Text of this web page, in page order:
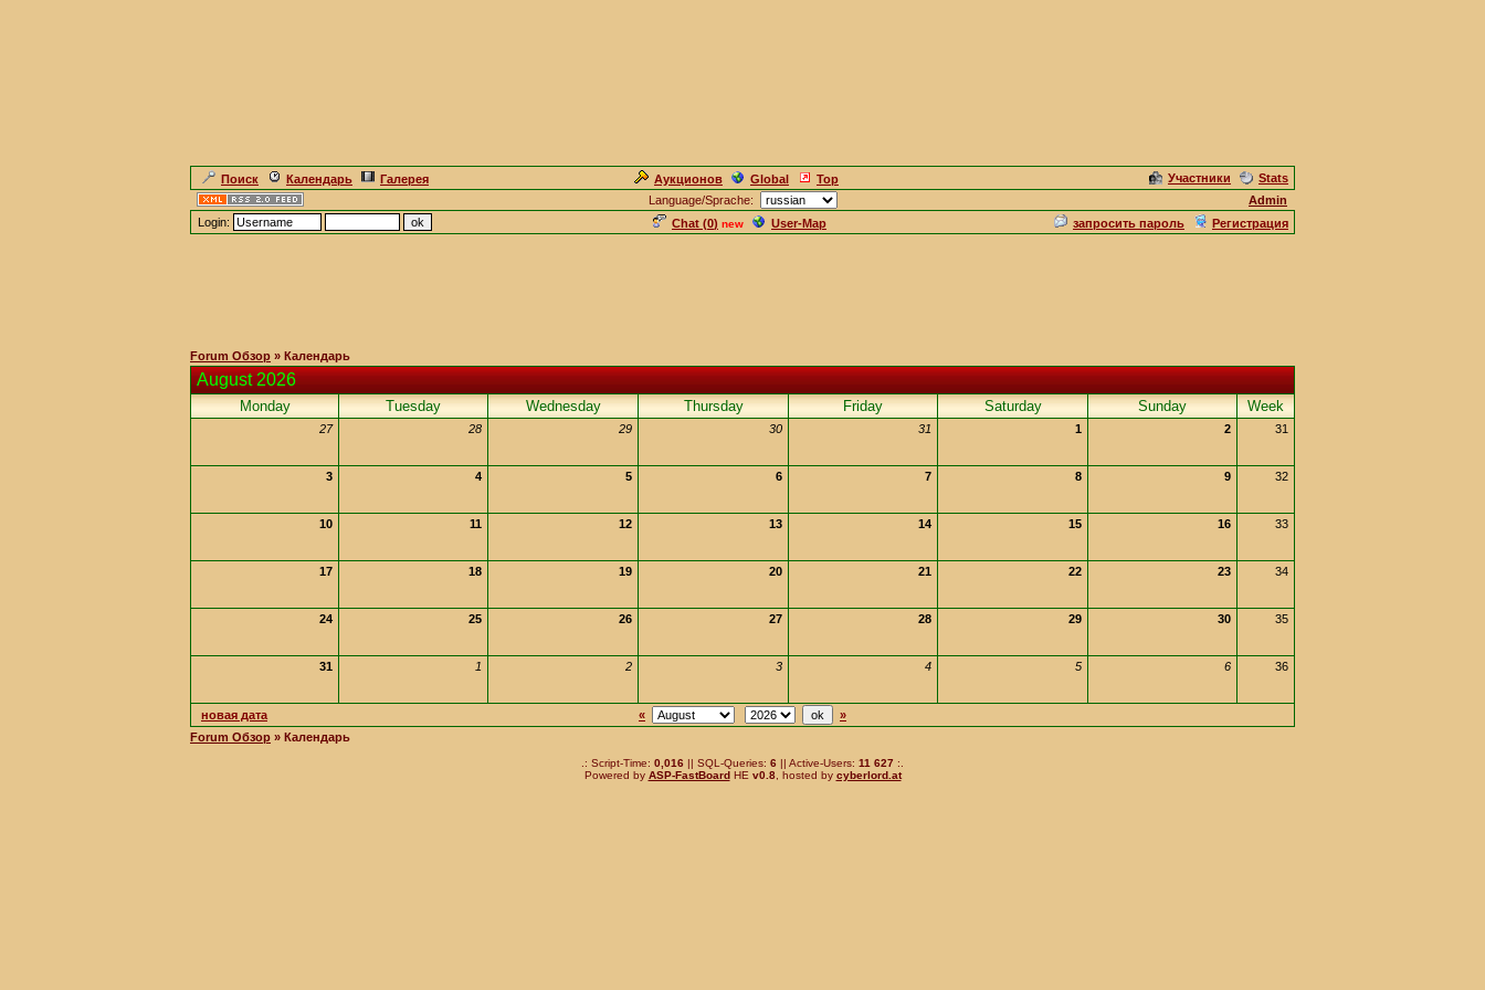
Поиск Календарь Галерея Аукционов Global Top Участники
Stats
Language/Sprache:
Admin
Login:
Chat (0) new User-Map запросить пароль Регистрация
Forum Обзор » Календарь
August 2026
Monday Tuesday Wednesday Thursday Friday Saturday Sunday Week
27 28 29 30 31 1 2 31
3 4 5 6 7 8 9 32
10 11 12 13 14 15 16 33
17 18 19 20 21 22 23 34
24 25 26 27 28 29 30 35
31 1 2 3 4 5 6 36
новая дата «
»
Forum Обзор » Календарь
.: Script-Time: 0,016 || SQL-Queries: 6 || Active-Users: 11 627 :.
Powered by ASP-FastBoardHE v0.8, hosted by cyberlord.at